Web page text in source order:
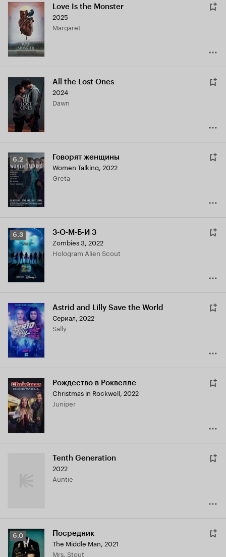
Love Is the Monster
2025
Margaret
All the Lost Ones
2024
Dawn
Рейтинг
Кинопоиска
6.2
6.2 Говорят женщины
Women Talking, 2022
Greta
Рейтинг
Кинопоиска
6.3
6.3 З-О-М-Б-И 3
Zombies 3, 2022
Hologram Alien Scout
Astrid and Lilly Save the World
Сериал, 2022
Sally
Рождество в Роквелле
Christmas in Rockwell, 2022
Juniper
Tenth Generation
2022
Auntie
Рейтинг
Кинопоиска
6.0
6.0 Посредник
The Middle Man, 2021
Mrs. Stout